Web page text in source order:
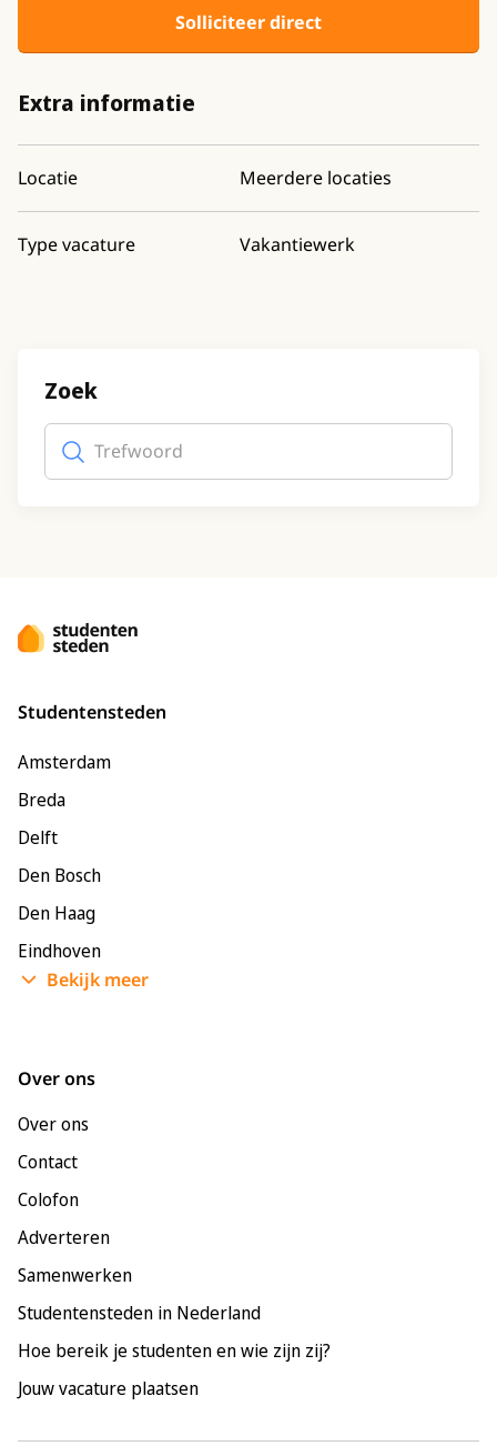
Solliciteer direct
Extra informatie
Locatie Meerdere locaties
Type vacature Vakantiewerk
Zoek
Trefwoord
Studentensteden
Amsterdam
Breda
Delft
Den Bosch
Den Haag
Eindhoven
Enschede
Bekijk meer
Over ons
Over ons
Contact
Colofon
Adverteren
Samenwerken
Studentensteden in Nederland
Hoe bereik je studenten en wie zijn zij?
Jouw vacature plaatsen